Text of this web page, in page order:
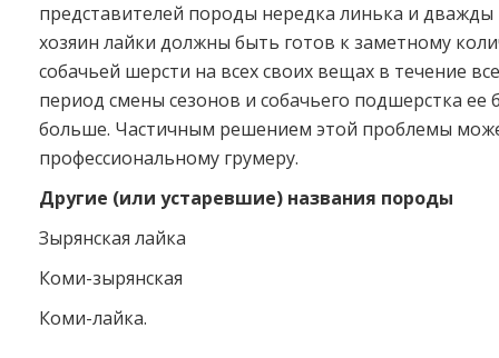
представителей породы нередка линька и
хозяин лайки должны быть готов к заметному
собачьей шерсти на всех своих вещах в течение
период смены сезонов и собачьего подшерстка ее
больше. Частичным решением этой проблемы
профессиональному грумеру.
Другие (или устаревшие) названия породы
Зырянская лайка
Коми-зырянская
Коми-лайка.